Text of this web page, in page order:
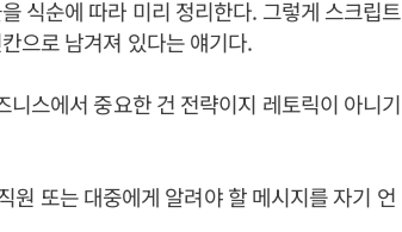
식순에 따라 미리 정리한다. 그렇게 스크립트
으로 남겨져 있다는 얘기다.
니스에서 중요한 건 전략이지 레토릭이 아니기
원 또는 대중에게 알려야 할 메시지를 자기 언